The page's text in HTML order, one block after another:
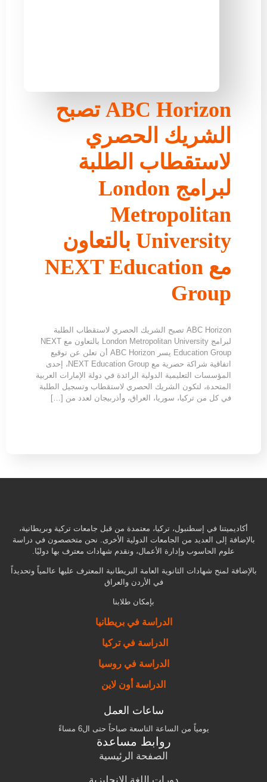
ABC Horizon تصبح
الشريك الحصري
لاستقطاب الطلبة
لبرامج London
Metropolitan
University بالتعاون
مع NEXT Education
Group
ABC Horizon تصبح الشريك الحصري لاستقطاب الطلبة
لبرامج London Metropolitan University بالتعاون مع NEXT
Education Group يسر ABC Horizon أن تعلن عن توقيع
اتفاقية شراكة حصرية مع NEXT Education Group، إحدى
المؤسسات التعليمية الدولية الرائدة في دولة الإمارات العربية
المتحدة، لتكون الشريك الحصري لاستقطاب وتسجيل الطلبة
في كل من تركيا، سوريا، العراق، وأذربيجان لعدد من […]
أكاديميتنا في إسطنبول، تركيا، معتمدة من قبل جامعات تركية وبريطانية،
بالإضافة إلى العديد من الجامعات الدولية الأخرى. نحن متخصصون في دراسة
علوم الحاسوب وإدارة الأعمال، ونقدم شهادات معترف بها دوليًا.
بالإضافة لمنح شهادات الثانوية العامة البريطانية المعترف عليها عالمياً وتحديداً
في الأردن والعراق
بإمكان طلابنا
الدراسة في بريطانيا
الدراسة في تركيا
الدراسة في روسيا
الدراسة أون لاين
ساعات العمل
يومياً من الساعة التاسعة صباحاً حتى ال6 مساءً
روابط مساعدة
الصفحة الرئيسية